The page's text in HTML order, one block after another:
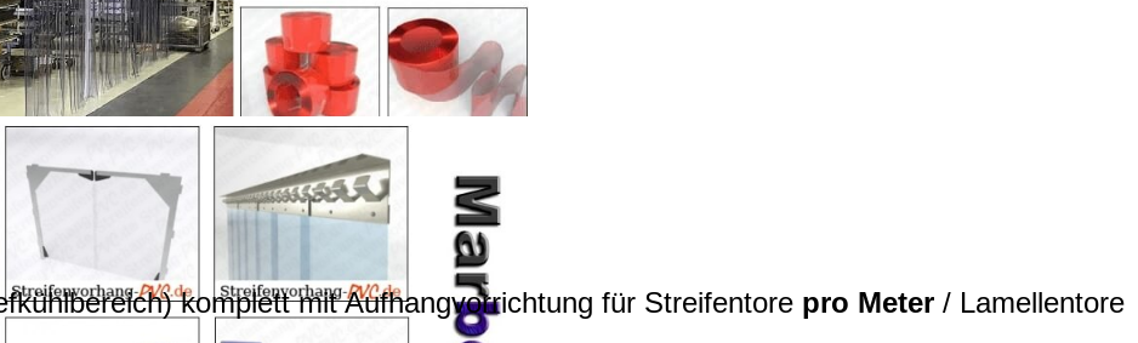
komplett mit Aufhangvorrichtung für Streifentore pro Meter / Lamellentore